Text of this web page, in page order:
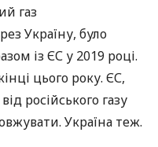
газ
Україну, було
із ЄС у 2019 році.
цього року. ЄС,
російського газу
Україна теж.